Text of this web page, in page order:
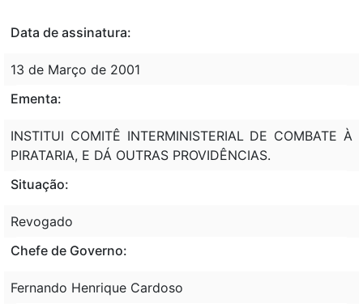
Data de assinatura:
13 de Março de 2001
Ementa:
INSTITUI COMITÊ INTERMINISTERIAL DE COMBATE À
PIRATARIA, E DÁ OUTRAS PROVIDÊNCIAS.
Situação:
Revogado
Chefe de Governo:
Fernando Henrique Cardoso